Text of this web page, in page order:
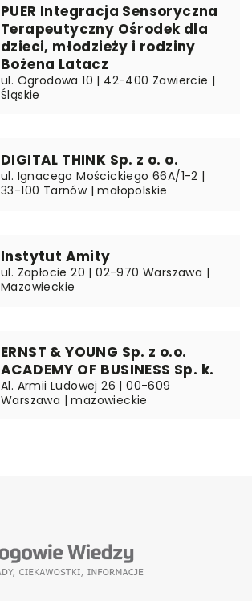
PUER Integracja Sensoryczna
Terapeutyczny Ośrodek dla
dzieci, młodzieży i rodziny
Bożena Latacz
ul. Ogrodowa 10 | 42-400 Zawiercie |
Śląskie
DIGITAL THINK Sp. z o. o.
ul. Ignacego Mościckiego 66A/1-2 |
33-100 Tarnów | małopolskie
Instytut Amity
ul. Zapłocie 20 | 02-970 Warszawa |
Mazowieckie
ERNST & YOUNG Sp. z o.o.
ACADEMY OF BUSINESS Sp. k.
Al. Armii Ludowej 26 | 00-609
Warszawa | mazowieckie